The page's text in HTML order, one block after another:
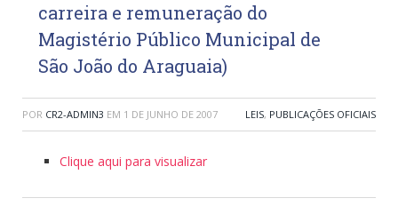
carreira e remuneração do
Magistério Público Municipal de
São João do Araguaia)
POR CR2-ADMIN3 EM 1 DE JUNHO DE 2007 LEIS, PUBLICAÇÕES OFICIAIS
Clique aqui para visualizar